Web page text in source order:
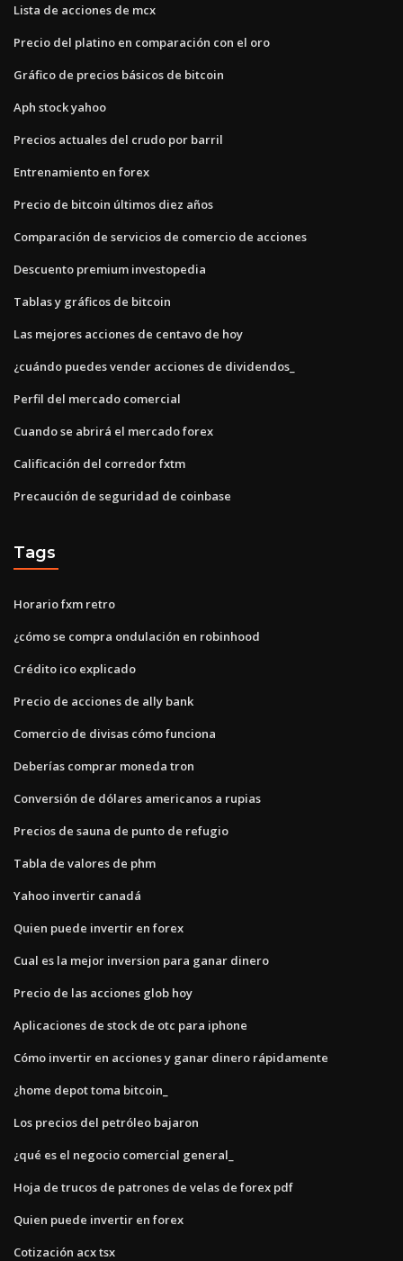
Lista de acciones de mcx
Precio del platino en comparación con el oro
Gráfico de precios básicos de bitcoin
Aph stock yahoo
Precios actuales del crudo por barril
Entrenamiento en forex
Precio de bitcoin últimos diez años
Comparación de servicios de comercio de acciones
Descuento premium investopedia
Tablas y gráficos de bitcoin
Las mejores acciones de centavo de hoy
¿cuándo puedes vender acciones de dividendos_
Perfil del mercado comercial
Cuando se abrirá el mercado forex
Calificación del corredor fxtm
Precaución de seguridad de coinbase
Tags
Horario fxm retro
¿cómo se compra ondulación en robinhood
Crédito ico explicado
Precio de acciones de ally bank
Comercio de divisas cómo funciona
Deberías comprar moneda tron
Conversión de dólares americanos a rupias
Precios de sauna de punto de refugio
Tabla de valores de phm
Yahoo invertir canadá
Quien puede invertir en forex
Cual es la mejor inversion para ganar dinero
Precio de las acciones glob hoy
Aplicaciones de stock de otc para iphone
Cómo invertir en acciones y ganar dinero rápidamente
¿home depot toma bitcoin_
Los precios del petróleo bajaron
¿qué es el negocio comercial general_
Hoja de trucos de patrones de velas de forex pdf
Quien puede invertir en forex
Cotización acx tsx